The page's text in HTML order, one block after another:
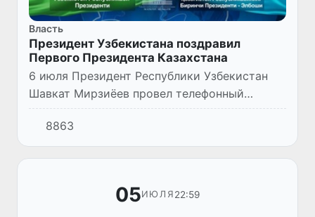
Власть
Президент Узбекистана поздравил
Первого Президента Казахстана
6 июля Президент Республики Узбекистан
Шавкат Мирзиёев провел телефонный
разговор с Первым Президентом Республики
Казахстан – Елбасы Нурсултаном
Назарбаевым.
8863
05ИЮЛЯ 22:59